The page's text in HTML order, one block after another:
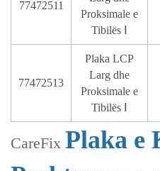
77472511
Proksimale e
Tibilës Ⅰ
77472513
Plaka LCP
Larg dhe
Proksimale e
Tibilës Ⅰ
CareFix Plaka e